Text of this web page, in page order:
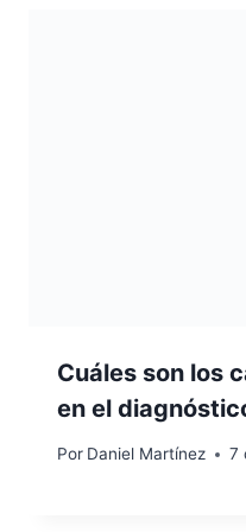
Cuáles son los
en el
Por Daniel Martínez 7